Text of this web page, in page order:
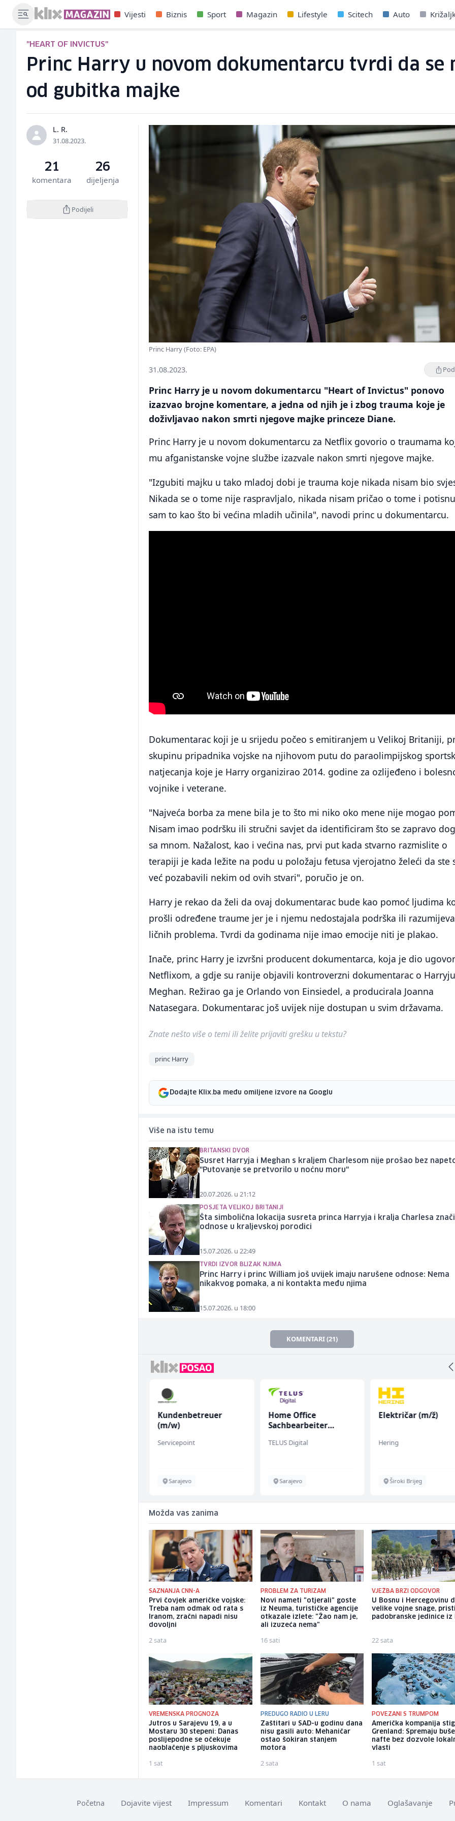
Vijesti Biznis Sport Magazin Lifestyle Scitech Auto
"HEART OF INVICTUS"
Princ Harry u novom dokumentarcu tvrdi da se
od gubitka majke
L. R.
31.08.2023.
21
komentara
26
dijeljenja
Podijeli
Princ Harry (Foto: EPA)
31.08.2023.
Princ Harry je u novom dokumentarcu "Heart of Invictus" ponovo
izazvao brojne komentare, a jedna od njih je i zbog trauma koje je
doživljavao nakon smrti njegove majke princeze Diane.
Princ Harry je u novom dokumentarcu za Netflix govorio o traumama
mu afganistanske vojne službe izazvale nakon smrti njegove majke.
"Izgubiti majku u tako mladoj dobi je trauma koje nikada nisam bio
Nikada se o tome nije raspravljalo, nikada nisam pričao o tome i
sam to kao što bi većina mladih učinila", navodi princ u dokumentarcu.
Dokumentarac koji je u srijedu počeo s emitiranjem u Velikoj Britaniji,
skupinu pripadnika vojske na njihovom putu do paraolimpijskog
natjecanja koje je Harry organizirao 2014. godine za ozlijeđeno i
vojnike i veterane.
"Najveća borba za mene bila je to što mi niko oko mene nije mogao
Nisam imao podršku ili stručni savjet da identificiram što se zapravo
sa mnom. Nažalost, kao i većina nas, prvi put kada stvarno razmislite o
terapiji je kada ležite na podu u položaju fetusa vjerojatno želeći da ste
već pozabavili nekim od ovih stvari", poručio je on.
Harry je rekao da želi da ovaj dokumentarac bude kao pomoć ljudima
prošli određene traume jer je i njemu nedostajala podrška ili
ličnih problema. Tvrdi da godinama nije imao emocije niti je plakao.
Inače, princ Harry je izvršni producent dokumentarca, koja je dio
Netflixom, a gdje su ranije objavili kontroverzni dokumentarac o
Meghan. Režirao ga je Orlando von Einsiedel, a producirala Joanna
Natasegara. Dokumentarac još uvijek nije dostupan u svim državama.
Znate nešto više o temi ili želite prijaviti grešku u tekstu?
princ Harry
Dodajte Klix.ba među omiljene izvore na Googlu
Više na istu temu
BRITANSKI DVOR
Susret Harryja i Meghan s kraljem Charlesom nije prošao bez
"Putovanje se pretvorilo u noćnu moru"
20.07.2026. u 21:12
POSJETA VELIKOJ BRITANIJI
Šta simbolična lokacija susreta princa Harryja i kralja Charlesa
odnose u kraljevskoj porodici
15.07.2026. u 22:49
TVRDI IZVOR BLIZAK NJIMA
Princ Harry i princ William još uvijek imaju narušene odnose: Nema
nikakvog pomaka, a ni kontakta među njima
15.07.2026. u 18:00
KOMENTARI (21)
Kundenbetreuer
(m/w)
Servicepoint
Sarajevo
Home Office
Sachbearbeiter
bekannten deutschen
TELUS Digital
Sarajevo
Električar (m/ž)
Hering
Široki Brijeg
Možda vas zanima
SAZNANJA CNN-A
Prvi čovjek američke vojske:
Treba nam odmak od rata s
Iranom, zračni napadi nisu
dovoljni
2 sata
PROBLEM ZA TURIZAM
Novi nameti "otjerali" goste
iz Neuma, turističke agencije
otkazale izlete: "Žao nam je,
ali izuzeća nema"
16 sati
VJEŽBA BRZI ODGOVOR
U Bosnu i Hercegovinu
velike vojne snage,
padobranske jedinice iz
22 sata
VREMENSKA PROGNOZA
Jutros u Sarajevu 19, a u
Mostaru 30 stepeni: Danas
poslijepodne se očekuje
naoblačenje s pljuskovima
1 sat
PREDUGO RADIO U LERU
Zaštitari u SAD-u godinu dana
nisu gasili auto: Mehaničar
ostao šokiran stanjem
motora
2 sata
POVEZANI S TRUMPOM
Američka kompanija
Grenland: Spremaju
nafte bez dozvole
vlasti
1 sat
Početna Dojavite vijest Impressum Komentari Kontakt O nama Oglašavanje